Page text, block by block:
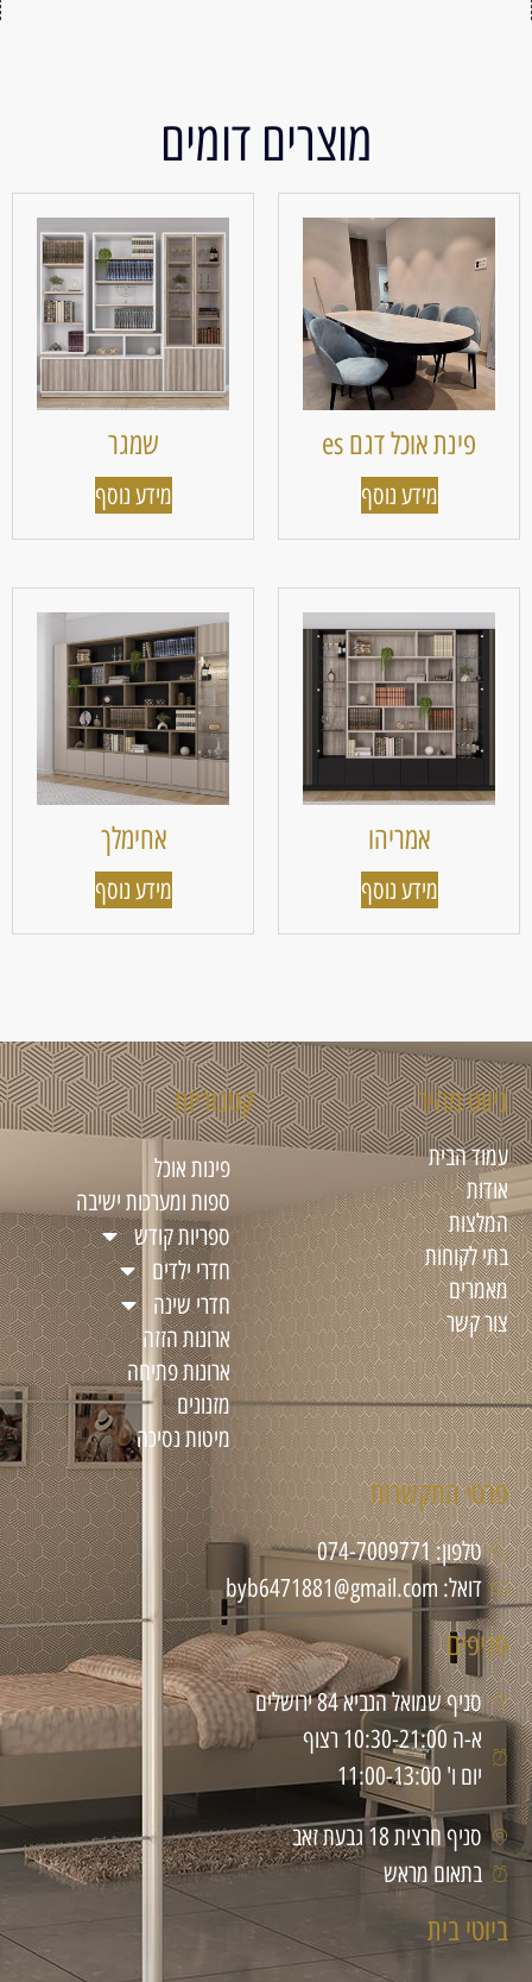
מוצרים דומים
פינת אוכל דגם es
מידע נוסף
שמגר
מידע נוסף
אמריהו
מידע נוסף
אחימלך
מידע נוסף
ניווט מהיר
עמוד הבית
אודות
המלצות
בתי לקוחות
מאמרים
צור קשר
קטגוריות
פינות אוכל
ספות ומערכות ישיבה
ספריות קודש
חדרי ילדים
חדרי שינה
ארונות הזזה
ארונות פתיחה
מזנונים
מיטות נסיכה
פרטי התקשרות
טלפון: 074-7009771
דואל: byb6471881@gmail.com
סניפים
סניף שמואל הנביא 84 ירושלים
א-ה 10:30-21:00 רצוף
יום ו' 11:00-13:00
סניף חרצית 18 גבעת זאב
בתאום מראש
ביוטי בית